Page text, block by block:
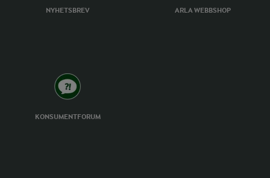
NYHETSBREV ARLA WEBBSHOP
KONSUMENTFORUM